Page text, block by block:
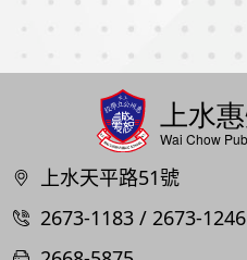
上水天平路51號
2673-1183 / 2673-1246